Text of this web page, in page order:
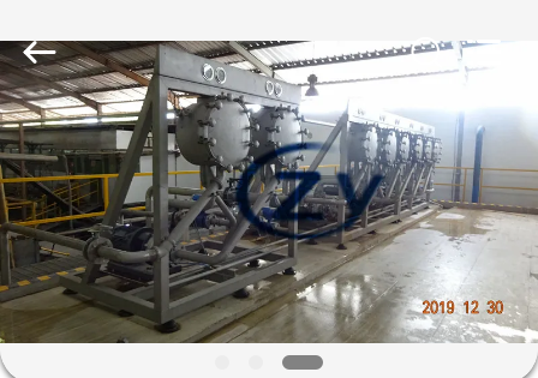
HUIS
PRODUCTEN
ONGEVEER
DE
V.S.
Engineering
Machinery
Co.,ltd.
All
Rights
Reserved.